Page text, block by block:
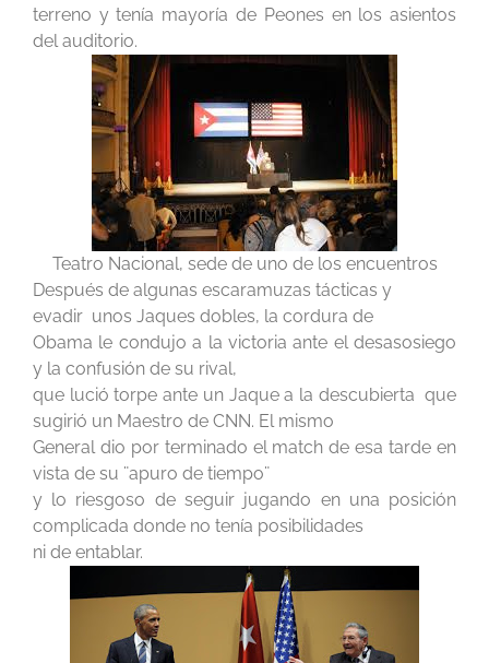
terreno y tenía mayoría de Peones en los asientos
del auditorio.
Teatro Nacional, sede de uno de los encuentros
Después de algunas escaramuzas tácticas y
evadir unos Jaques dobles, la cordura de
Obama le condujo a la victoria ante el desasosiego
y la confusión de su rival,
que lució torpe ante un Jaque a la descubierta que
sugirió un Maestro de CNN. El mismo
General dio por terminado el match de esa tarde en
vista de su ¨apuro de tiempo¨
y lo riesgoso de seguir jugando en una posición
complicada donde no tenía posibilidades
ni de entablar.